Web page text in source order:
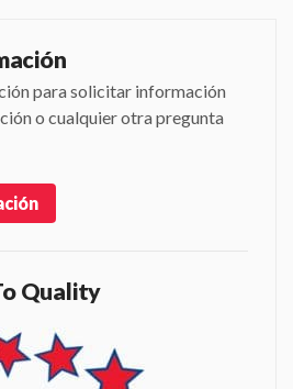
para solicitar información
o cualquier otra pregunta
Quality